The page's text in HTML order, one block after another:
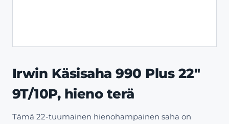
Irwin Käsisaha 990 Plus 22″
9T/10P, hieno terä
Tämä 22-tuumainen hienohampainen saha on